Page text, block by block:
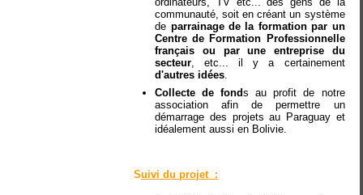
communauté, soit en créant un système
de parrainage de la formation par un
Centre de Formation Professionnelle
français ou par une entreprise du
secteur, etc... il y a certainement
d'autres idées.
Collecte de fonds au profit de notre
association afin de permettre un
démarrage des projets au Paraguay et
idéalement aussi en Bolivie.
Suivi du projet :